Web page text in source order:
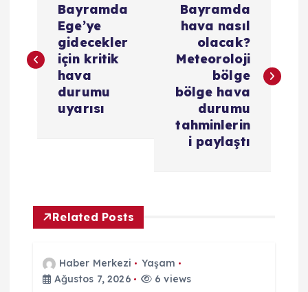
z
z
Bayramda
Ege’ye
gidecekler
için kritik
hava
durumu
uyarısı
Bayramda
hava nasıl
olacak?
Meteoroloji
bölge
bölge hava
durumu
tahminlerin
i paylaştı
Related Posts
Haber Merkezi
Yaşam
Ağustos 7, 2026
6 views